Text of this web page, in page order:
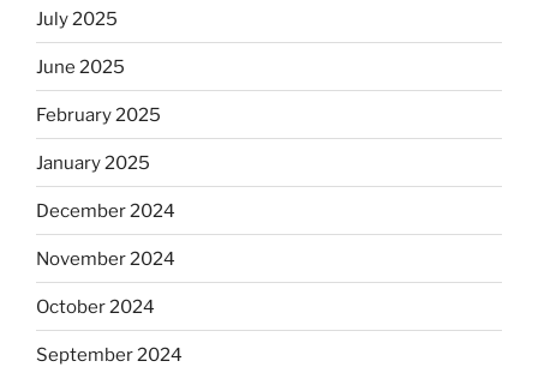
July 2025
June 2025
February 2025
January 2025
December 2024
November 2024
October 2024
September 2024